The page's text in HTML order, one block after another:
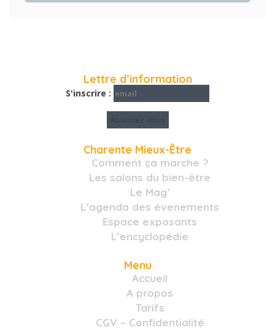
Lettre d’information
S'inscrire :
Charente Mieux-Être
Comment ça marche ?
Les salons du bien-être
Le Mag’
L’agenda des évenements
Espace exposants
L’encyclopédie
Menu
Accueil
A propos
Tarifs
CGV – Confidentialité